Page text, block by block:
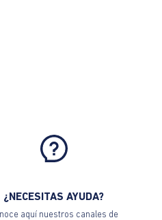
¿NECESITAS AYUDA?
aquí nuestros canales de